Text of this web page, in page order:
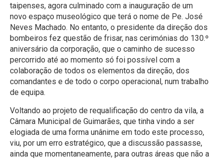
taipenses, agora culminado com a inauguração de um
novo espaço museológico que terá o nome de Pe. José
Neves Machado. No entanto, o presidente da direção dos
bombeiros fez questão de frisar, nas cerimónias do 130.º
aniversário da corporação, que o caminho de sucesso
percorrido até ao momento só foi possível com a
colaboração de todos os elementos da direção, dos
comandantes e de todo o corpo operacional, num trabalho
de equipa.
Voltando ao projeto de requalificação do centro da vila, a
Câmara Municipal de Guimarães, que tinha vindo a ser
elogiada de uma forma unânime em todo este processo,
viu, por um erro estratégico, que a discussão passasse,
ainda que momentaneamente, para outras áreas que não a